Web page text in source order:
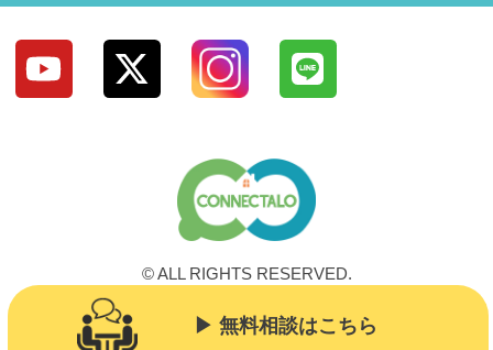
© ALL RIGHTS RESERVED.
▶︎ 無料相談はこちら